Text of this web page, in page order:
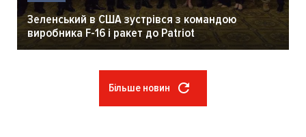
Зеленський в США зустрівся з командою
виробника F-16 і ракет до Patriot
Більше новин